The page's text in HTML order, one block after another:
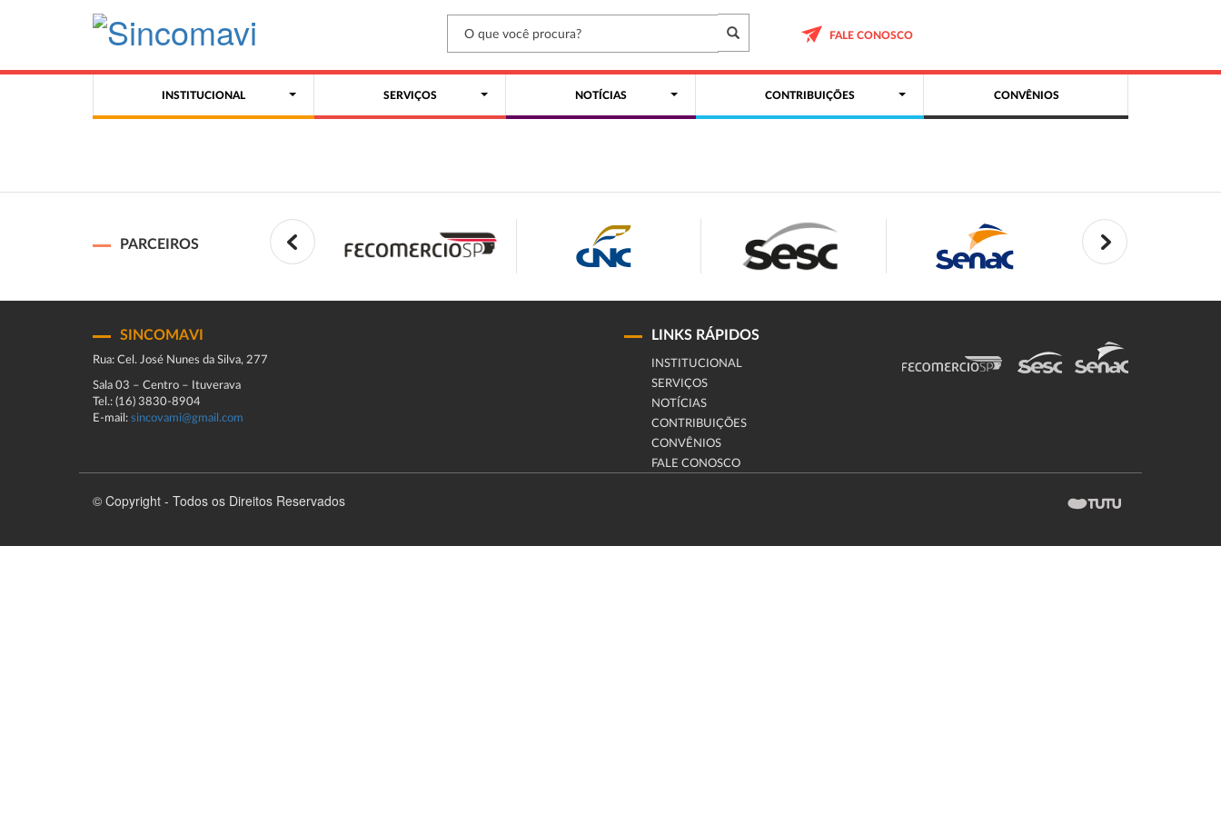
FALE CONOSCO
INSTITUCIONAL SERVIÇOS NOTÍCIAS CONTRIBUIÇÕES CONVÊNIOS
PARCEIROS
SINCOMAVI
Rua: Cel. José Nunes da Silva, 277
Sala 03 – Centro – Ituverava
Tel.: (16) 3830-8904
E-mail: sincovami@gmail.com
LINKS RÁPIDOS
INSTITUCIONAL
SERVIÇOS
NOTÍCIAS
CONTRIBUIÇÕES
CONVÊNIOS
FALE CONOSCO
© Copyright - Todos os Direitos Reservados